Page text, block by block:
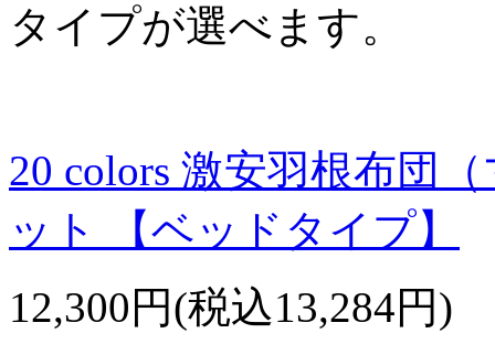
タイプが選べます。
20 colors 激安羽根布団
ット 【ベッドタイプ】
12,300円(税込13,284円)